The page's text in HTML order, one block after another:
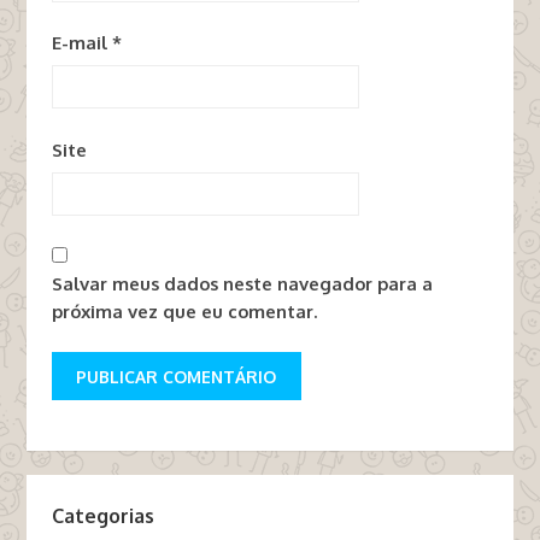
E-mail *
Site
Salvar meus dados neste navegador para a
próxima vez que eu comentar.
Categorias